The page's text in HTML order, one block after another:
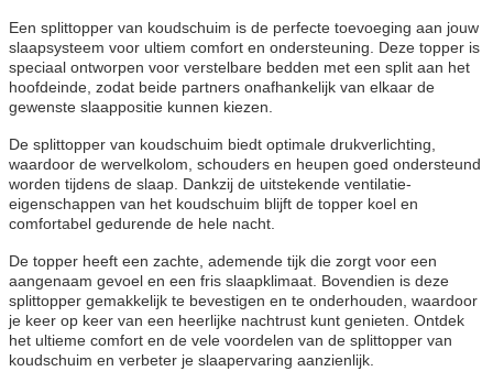
Een splittopper van koudschuim is de perfecte toevoeging aan jouw
slaapsysteem voor ultiem comfort en ondersteuning. Deze topper is
speciaal ontworpen voor verstelbare bedden met een split aan het
hoofdeinde, zodat beide partners onafhankelijk van elkaar de
gewenste slaappositie kunnen kiezen.
De splittopper van koudschuim biedt optimale drukverlichting,
waardoor de wervelkolom, schouders en heupen goed ondersteund
worden tijdens de slaap. Dankzij de uitstekende ventilatie-
eigenschappen van het koudschuim blijft de topper koel en
comfortabel gedurende de hele nacht.
De topper heeft een zachte, ademende tijk die zorgt voor een
aangenaam gevoel en een fris slaapklimaat. Bovendien is deze
splittopper gemakkelijk te bevestigen en te onderhouden, waardoor
je keer op keer van een heerlijke nachtrust kunt genieten. Ontdek
het ultieme comfort en de vele voordelen van de splittopper van
koudschuim en verbeter je slaapervaring aanzienlijk.